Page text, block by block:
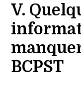
V.
BCPST